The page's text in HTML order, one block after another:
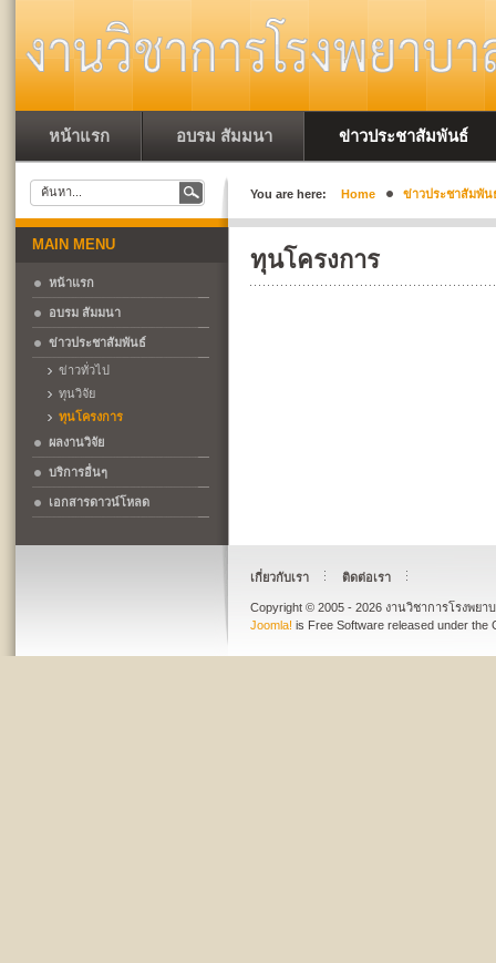
หน้าแรก อบรม สัมมนา ข่าวประชาสัมพันธ์
You are here: Home ข่าวประชาสัมพัน
ทุนโครงการ
MAIN MENU
หน้าแรก
อบรม สัมมนา
ข่าวประชาสัมพันธ์
ข่าวทั่วไป
ทุนวิจัย
ทุนโครงการ
ผลงานวิจัย
บริการอื่นๆ
เอกสารดาวน์โหลด
เกี่ยวกับเรา ติดต่อเรา
Copyright © 2005 - 2026 งานวิชาการโรงพย
Joomla! is Free Software released under the